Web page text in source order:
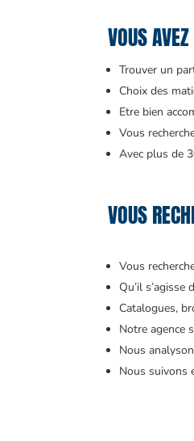
VOUS
Trouver un
Choix des
Etre bien
Vous
Avec plus de
VOUS
Vous
Qu’il
Catalogues,
Notre agence
Nous
Nous suivons